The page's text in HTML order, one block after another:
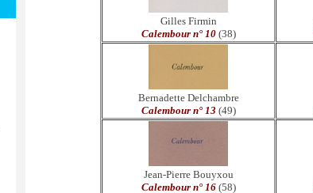
Gilles Firmin
Calembour n° 10 (38)
Bernadette Delchambre
Calembour n° 13 (49)
Jean-Pierre Bouyxou
Calembour n° 16 (58)